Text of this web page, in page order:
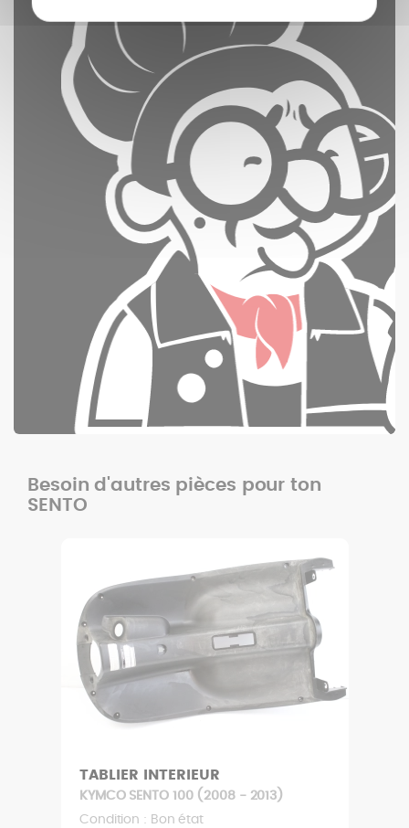
Besoin d'autres pièces pour ton
SENTO
TABLIER INTERIEUR
KYMCO SENTO 100 (2008 - 2013)
Condition : Bon état